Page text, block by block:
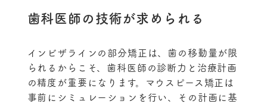
歯科医師の技術が求められる
インビザラインの部分矯正は、歯の移動量が限
られるからこそ、歯科医師の診断力と治療計画
の精度が重要になります。マウスピース矯正は
事前にシミュレーションを行い、その計画に基